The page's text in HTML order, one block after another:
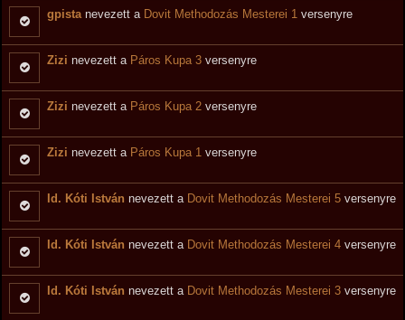
gpistanevezett a Dovit Methodozás Mesterei 1 versenyre
Zizi nevezett a Páros Kupa 3 versenyre
Zizi nevezett a Páros Kupa 2 versenyre
Zizi nevezett a Páros Kupa 1 versenyre
Id. Kóti István nevezett a Dovit Methodozás Mesterei 5 versenyre
Id. Kóti István nevezett a Dovit Methodozás Mesterei 4 versenyre
Id. Kóti István nevezett a Dovit Methodozás Mesterei 3 versenyre